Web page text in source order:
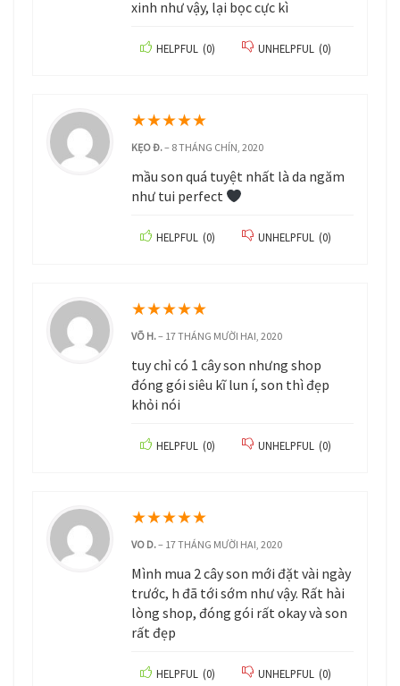
xinh như vậy, lại bọc cực kì
HELPFUL (0) UNHELPFUL (0)
★★★★★
KẸO Đ.– 8 THÁNG CHÍN, 2020
mầu son quá tuyệt nhất là da ngăm
như tui perfect
HELPFUL (0) UNHELPFUL (0)
★★★★★
VÕ H.– 17 THÁNG MƯỜI HAI, 2020
tuy chỉ có 1 cây son nhưng shop
đóng gói siêu kĩ lun í, son thì đẹp
khỏi nói
HELPFUL (0) UNHELPFUL (0)
★★★★★
VO D.– 17 THÁNG MƯỜI HAI, 2020
Mình mua 2 cây son mới đặt vài ngày
trước, h đã tới sớm như vậy. Rất hài
lòng shop, đóng gói rất okay và son
rất đẹp
HELPFUL (0) UNHELPFUL (0)